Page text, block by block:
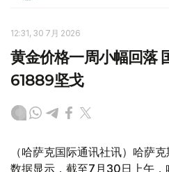
12:31, 30 7月 2026
黄金价格一周小幅回落
61889坚戈
（哈萨克国际通讯社讯）哈
数据显示，截至7月30日上午